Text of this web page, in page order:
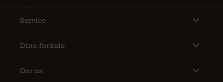
Service
Dine fordele
Om os